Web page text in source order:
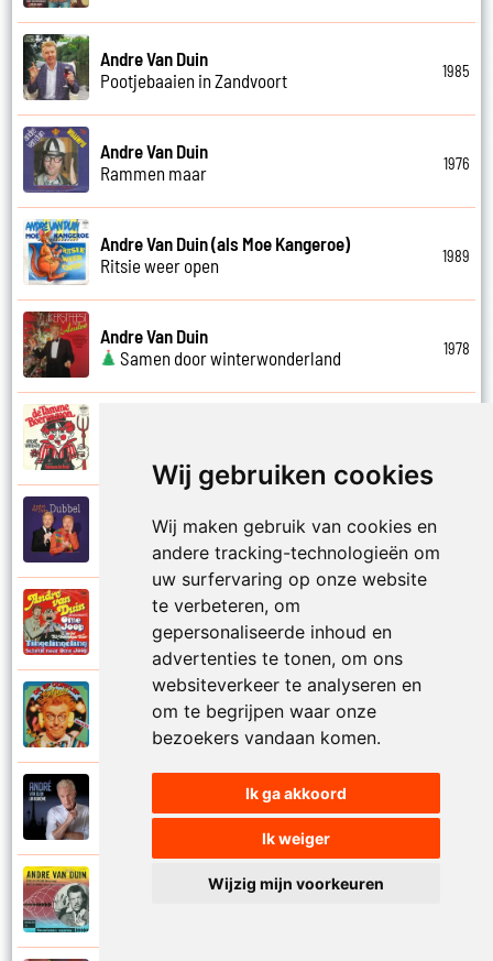
Wij gebruiken cookies
Wij maken gebruik van cookies en
andere tracking-technologieën om
uw surfervaring op onze website
te verbeteren, om
gepersonaliseerde inhoud en
advertenties te tonen, om ons
websiteverkeer te analyseren en
om te begrijpen waar onze
bezoekers vandaan komen.
Ik ga akkoord
Ik weiger
Wijzig mijn voorkeuren
Andre Van Duin
Pootjebaaien in Zandvoort
1985
Andre Van Duin
Rammen maar
1976
Andre Van Duin (als Moe Kangeroe)
Ritsie weer open
1989
Andre Van Duin
Samen door winterwonderland
1978
Andre Van Duin
Schijt maar in me pannetje
Andre Van Duin
Schrijf naar ome Joop
Andre Van Duin en Frans Van Dusschoten
Stil in de stad
2024